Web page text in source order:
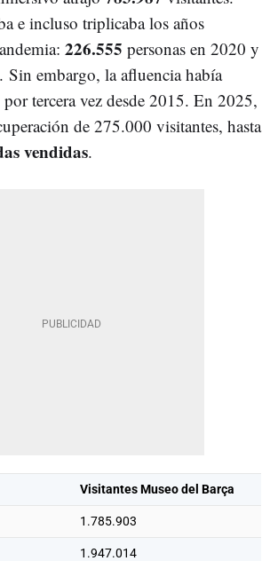
e incluso triplicaba los años
226.555 personas en 2020 y
Sin embargo, la afluencia había
tercera vez desde 2015. En 2025,
de 275.000 visitantes, hasta
vendidas.
Visitantes Museo del Barça
1.785.903
1.947.014